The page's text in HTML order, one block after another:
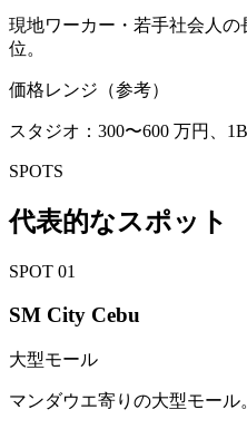
現地ワーカー・若手社会人
位。
価格レンジ（参考）
スタジオ：300〜600 万円、
SPOTS
代表的なスポット
SPOT 01
SM City Cebu
大型モール
マンダウエ寄りの大型モール